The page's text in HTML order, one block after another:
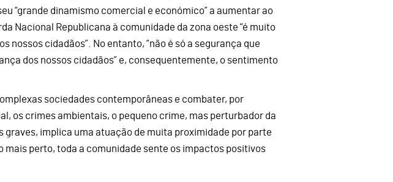
“grande dinamismo comercial e económico” a aumentar ao
Nacional Republicana à comunidade da zona oeste “é muito
nossos cidadãos”. No entanto, “não é só a segurança que
dos nossos cidadãos” e, consequentemente, o sentimento
sociedades contemporâneas e combater, por
os crimes ambientais, o pequeno crime, mas perturbador da
graves, implica uma atuação de muita proximidade por parte
mais perto, toda a comunidade sente os impactos positivos